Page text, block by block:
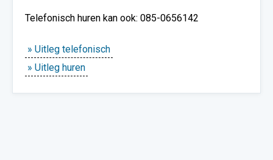
Telefonisch huren kan ook: 085-0656142
» Uitleg telefonisch
» Uitleg huren